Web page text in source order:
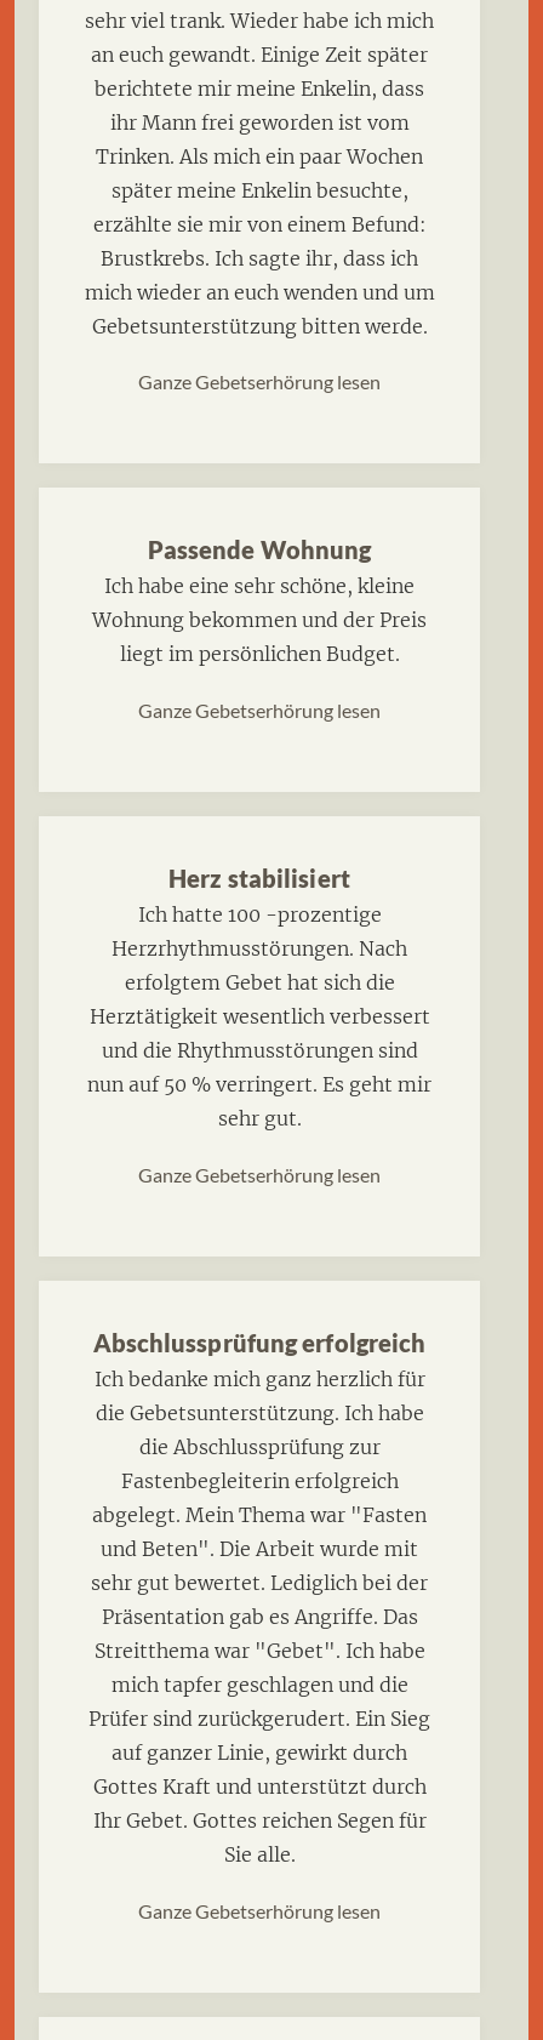
sehr viel trank. Wieder habe ich mich
an euch gewandt. Einige Zeit später
berichtete mir meine Enkelin, dass
ihr Mann frei geworden ist vom
Trinken. Als mich ein paar Wochen
später meine Enkelin besuchte,
erzählte sie mir von einem Befund:
Brustkrebs. Ich sagte ihr, dass ich
mich wieder an euch wenden und um
Gebetsunterstützung bitten werde.
Ganze Gebetserhörung lesen
Passende Wohnung
Ich habe eine sehr schöne, kleine
Wohnung bekommen und der Preis
liegt im persönlichen Budget.
Ganze Gebetserhörung lesen
Herz stabilisiert
Ich hatte 100 -prozentige
Herzrhythmusstörungen. Nach
erfolgtem Gebet hat sich die
Herztätigkeit wesentlich verbessert
und die Rhythmusstörungen sind
nun auf 50 % verringert. Es geht mir
sehr gut.
Ganze Gebetserhörung lesen
Abschlussprüfung erfolgreich
Ich bedanke mich ganz herzlich für
die Gebetsunterstützung. Ich habe
die Abschlussprüfung zur
Fastenbegleiterin erfolgreich
abgelegt. Mein Thema war "Fasten
und Beten". Die Arbeit wurde mit
sehr gut bewertet. Lediglich bei der
Präsentation gab es Angriffe. Das
Streitthema war "Gebet". Ich habe
mich tapfer geschlagen und die
Prüfer sind zurückgerudert. Ein Sieg
auf ganzer Linie, gewirkt durch
Gottes Kraft und unterstützt durch
Ihr Gebet. Gottes reichen Segen für
Sie alle.
Ganze Gebetserhörung lesen